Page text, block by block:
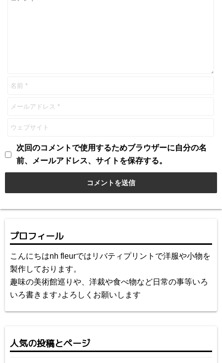
次回のコメントで使用するためブラウザーに自分の名
前、メールアドレス、サイトを保存する。
プロフィール
こんにちはnh fleurではリバティプリントで洋服や小物を
製作しております。
趣味の美術館巡りや、洋裁や食べ物など日常の事等いろ
いろ書きます♪よろしくお願いします
人気の投稿とページ